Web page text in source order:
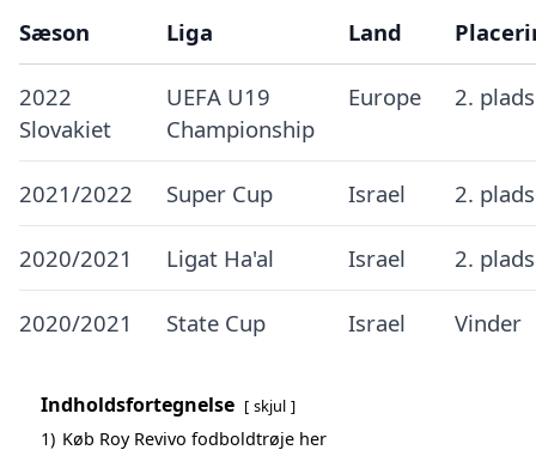
Sæson Liga Land
2022
Slovakiet
UEFA U19
Championship
Europe 2.
2021/2022 Super Cup Israel 2.
2020/2021 Ligat Ha'al Israel 2.
2020/2021 State Cup Israel Vinder
Indholdsfortegnelse skjul
1) Køb Roy Revivo fodboldtrøje her